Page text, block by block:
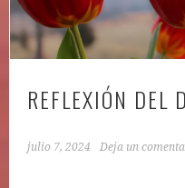
REFLEXIÓN DEL
julio 7, 2024 Deja un